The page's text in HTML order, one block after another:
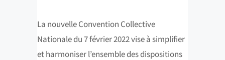
La nouvelle Convention Collective
Nationale du 7 février 2022 vise à simplifier
et harmoniser l’ensemble des dispositions